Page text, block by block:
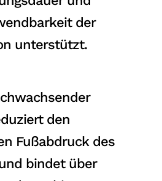
der
unterstützt.
den
Fußabdruck des
bindet über